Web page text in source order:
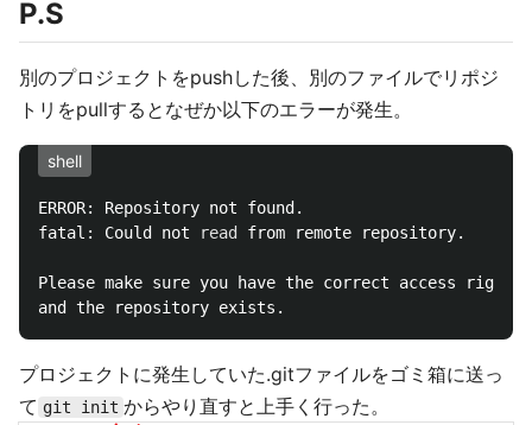
P.S
別のプロジェクトをpushした後、別のファイルでリポジ
トリをpullするとなぜか以下のエラーが発生。
shell
ERROR: Repository not found.
fatal: Could not
read from remote repository.
Please make sure you have the correct access rights
プロジェクトに発生していた.gitファイルをゴミ箱に送っ
て git init からやり直すと上手く行った。